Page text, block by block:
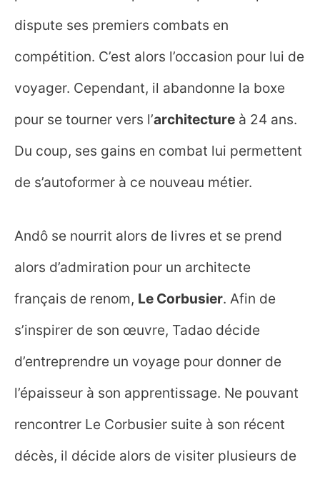
dispute ses premiers combats en
compétition. C’est alors l’occasion pour lui de
voyager. Cependant, il abandonne la boxe
pour se tourner vers l’architecture à 24 ans.
Du coup, ses gains en combat lui permettent
de s’autoformer à ce nouveau métier.
Andô se nourrit alors de livres et se prend
alors d’admiration pour un architecte
français de renom, Le Corbusier. Afin de
s’inspirer de son œuvre, Tadao décide
d’entreprendre un voyage pour donner de
l’épaisseur à son apprentissage. Ne pouvant
rencontrer Le Corbusier suite à son récent
décès, il décide alors de visiter plusieurs de